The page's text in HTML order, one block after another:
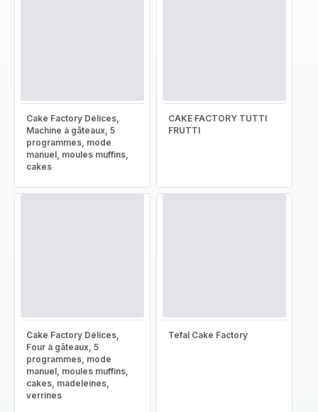
Cake Factory Délices,
Machine à gâteaux, 5
programmes, mode
manuel, moules muffins,
cakes
CAKE FACTORY TUTTI
FRUTTI
Cake Factory Délices,
Four à gâteaux, 5
programmes, mode
manuel, moules muffins,
cakes, madeleines,
verrines
Tefal Cake Factory